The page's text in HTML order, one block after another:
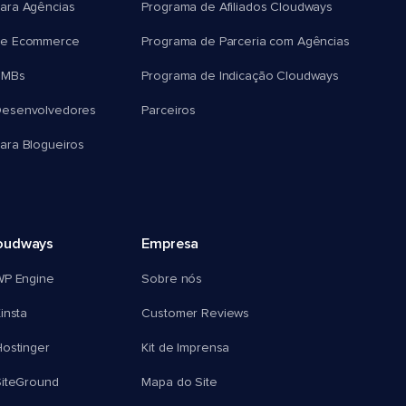
Agências
Ecommerce
Blogueiros
Programa de Afiliados Cloudways
Programa de Parceria com Agências
Programa de Indicação Cloudways
Parceiros
Engine
Empresa
Sobre nós
Customer Reviews
Kit de Imprensa
Mapa do Site